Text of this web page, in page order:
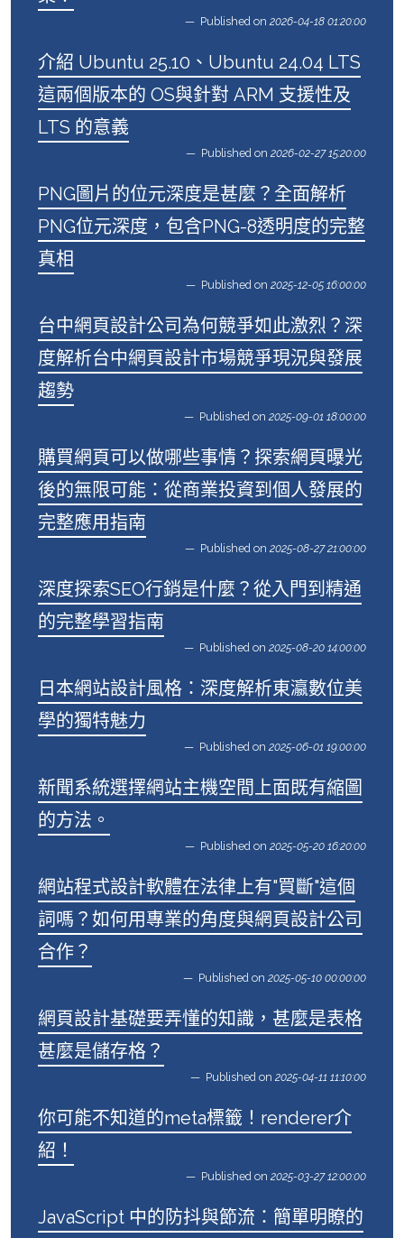
Published on 2026-04-18 01:20:00
介紹 Ubuntu 25.10、Ubuntu 24.04 LTS
這兩個版本的 OS與針對 ARM 支援性及
LTS 的意義
Published on 2026-02-27 15:20:00
PNG圖片的位元深度是甚麼？全面解析
PNG位元深度，包含PNG-8透明度的完整
真相
Published on 2025-12-05 16:00:00
台中網頁設計公司為何競爭如此激烈？深
度解析台中網頁設計市場競爭現況與發展
趨勢
Published on 2025-09-01 18:00:00
購買網頁可以做哪些事情？探索網頁曝光
後的無限可能：從商業投資到個人發展的
完整應用指南
Published on 2025-08-27 21:00:00
深度探索SEO行銷是什麼？從入門到精通
的完整學習指南
Published on 2025-08-20 14:00:00
日本網站設計風格：深度解析東瀛數位美
學的獨特魅力
Published on 2025-06-01 19:00:00
新聞系統選擇網站主機空間上面既有縮圖
的方法。
Published on 2025-05-20 16:20:00
網站程式設計軟體在法律上有"買斷"這個
詞嗎？如何用專業的角度與網頁設計公司
合作？
Published on 2025-05-10 00:00:00
網頁設計基礎要弄懂的知識，甚麼是表格
甚麼是儲存格？
Published on 2025-04-11 11:10:00
你可能不知道的meta標籤！renderer介
紹！
Published on 2025-03-27 12:00:00
JavaScript 中的防抖與節流：簡單明瞭的